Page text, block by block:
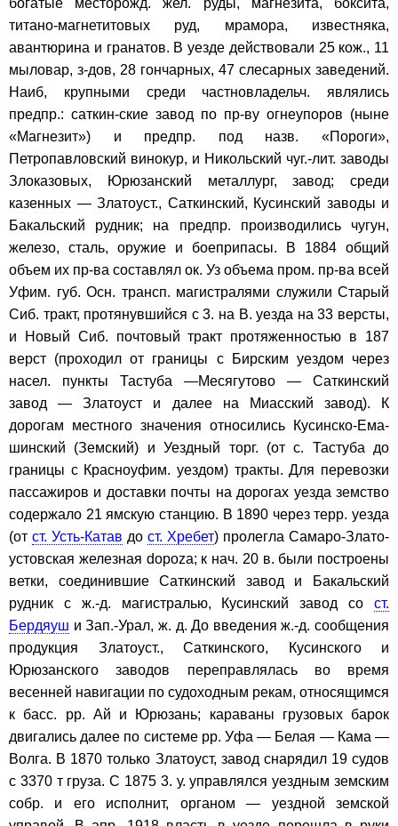
титано-магнетитовых руд, мрамора, известняка,
авантюрина и гранатов. В уезде действовали 25 кож., 11
мыловар, з-дов, 28 гончарных, 47 слесарных заведений.
Наиб, крупными среди частновладельч. являлись
предпр.: саткин-ские завод по пр-ву огнеупоров (ныне
«Магнезит») и предпр. под назв. «Пороги»,
Петропавловский винокур, и Никольский чуг.-лит. заводы
Злоказовых, Юрюзанский металлург, завод; среди
казенных — Златоуст., Саткинский, Кусинский заводы и
Бакальский рудник; на предпр. производились чугун,
железо, сталь, оружие и боеприпасы. В 1884 общий
объем их пр-ва составлял ок. Уз объема пром. пр-ва всей
Уфим. губ. Осн. трансп. магистралями служили Старый
Сиб. тракт, протянувшийся с 3. на В. уезда на 33 версты,
и Новый Сиб. почтовый тракт протяженностью в 187
верст (проходил от границы с Бирским уездом через
насел. пункты Тастуба —Месягутово — Саткинский
завод — Златоуст и далее на Миасский завод). К
дорогам местного значения относились Кусинско-Ема-
шинский (Земский) и Уездный торг. (от с. Тастуба до
границы с Красноуфим. уездом) тракты. Для перевозки
пассажиров и доставки почты на дорогах уезда земство
содержало 21 ямскую станцию. В 1890 через терр. уезда
(от ст. Усть-Катав до ст. Хребет) пролегла Самаро-Злато-
устовская железная dopoza; к нач. 20 в. были построены
ветки, соединившие Саткинский завод и Бакальский
рудник с ж.-д. магистралью, Кусинский завод со ст.
Бердяуш и Зап.-Урал, ж. д. До введения ж.-д. сообщения
продукция Златоуст., Саткинского, Кусинского и
Юрюзанского заводов переправлялась во время
весенней навигации по судоходным рекам, относящимся
к басс. pp. Ай и Юрюзань; караваны грузовых барок
двигались далее по системе pp. Уфа — Белая — Кама —
Волга. В 1870 только Златоуст, завод снарядил 19 судов
с 3370 т груза. С 1875 3. у. управлялся уездным земским
собр. и его исполнит, органом — уездной земской